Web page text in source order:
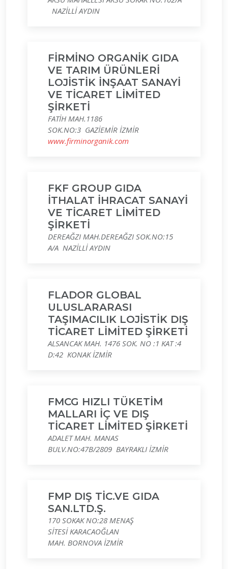
NAZİLLİ AYDIN
FİRMİNO ORGANİK GIDA
VE TARIM ÜRÜNLERİ
LOJİSTİK İNŞAAT SANAYİ
VE TİCARET LİMİTED
ŞİRKETİ
FATİH MAH.1186
SOK.NO:3 GAZİEMİR İZMİR
www.firminorganik.com
FKF GROUP GIDA
İTHALAT İHRACAT SANAYİ
VE TİCARET LİMİTED
ŞİRKETİ
DEREAĞZI MAH.DEREAĞZI SOK.NO:15
A/A NAZİLLİ AYDIN
FLADOR GLOBAL
ULUSLARARASI
TAŞIMACILIK LOJİSTİK DIŞ
TİCARET LİMİTED ŞİRKETİ
ALSANCAK MAH. 1476 SOK. NO :1 KAT :4
D:42 KONAK İZMİR
FMCG HIZLI TÜKETİM
MALLARI İÇ VE DIŞ
TİCARET LİMİTED ŞİRKETİ
ADALET MAH. MANAS
BULV.NO:47B/2809 BAYRAKLI İZMİR
FMP DIŞ TİC.VE GIDA
SAN.LTD.Ş.
170 SOKAK NO:28 MENAŞ
SİTESİ KARACAOĞLAN
MAH. BORNOVA İZMİR